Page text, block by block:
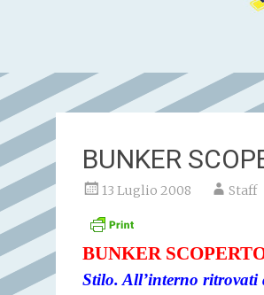
BUNKER
13 Luglio 2008 Staff
BUNKER
Stilo. All’interno ritrovati